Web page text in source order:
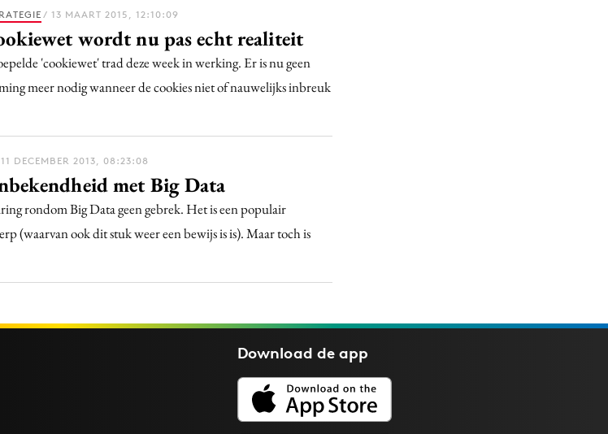
Reputatie & crisis
/ 13 MAART 2015, 12:10:09
wordt nu pas echt realiteit
'cookiewet' trad deze week in werking. Er is nu geen
meer nodig wanneer de cookies niet of nauwelijks inbreuk
DECEMBER 2013, 08:23:08
met Big Data
rondom Big Data geen gebrek. Het is een populair
(waarvan ook dit stuk weer een bewijs is is). Maar toch is
Download deapp